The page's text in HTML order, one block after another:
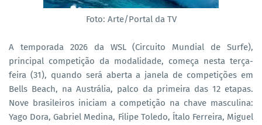
Foto: Arte/Portal da TV
A temporada 2026 da WSL (Circuito Mundial de Surfe),
principal competição da modalidade, começa nesta terça-
feira (31), quando será aberta a janela de competições em
Bells Beach, na Austrália, palco da primeira das 12 etapas.
Nove brasileiros iniciam a competição na chave masculina:
Yago Dora, Gabriel Medina, Filipe Toledo, Ítalo Ferreira, Miguel